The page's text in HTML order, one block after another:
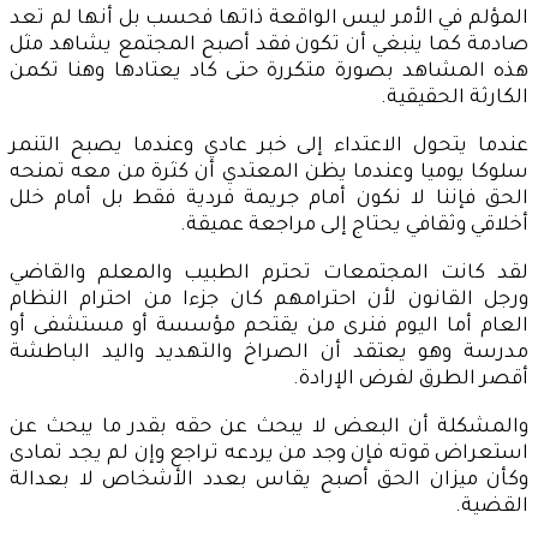
المؤلم في الأمر ليس الواقعة ذاتها فحسب بل أنها لم تعد
صادمة كما ينبغي أن تكون فقد أصبح المجتمع يشاهد مثل
هذه المشاهد بصورة متكررة حتى كاد يعتادها وهنا تكمن
الكارثة الحقيقية.
عندما يتحول الاعتداء إلى خبر عادي وعندما يصبح التنمر
سلوكا يوميا وعندما يظن المعتدي أن كثرة من معه تمنحه
الحق فإننا لا نكون أمام جريمة فردية فقط بل أمام خلل
أخلاقي وثقافي يحتاج إلى مراجعة عميقة.
لقد كانت المجتمعات تحترم الطبيب والمعلم والقاضي
ورجل القانون لأن احترامهم كان جزءا من احترام النظام
العام أما اليوم فنرى من يقتحم مؤسسة أو مستشفى أو
مدرسة وهو يعتقد أن الصراخ والتهديد واليد الباطشة
أقصر الطرق لفرض الإرادة.
والمشكلة أن البعض لا يبحث عن حقه بقدر ما يبحث عن
استعراض قوته فإن وجد من يردعه تراجع وإن لم يجد تمادى
وكأن ميزان الحق أصبح يقاس بعدد الأشخاص لا بعدالة
القضية.